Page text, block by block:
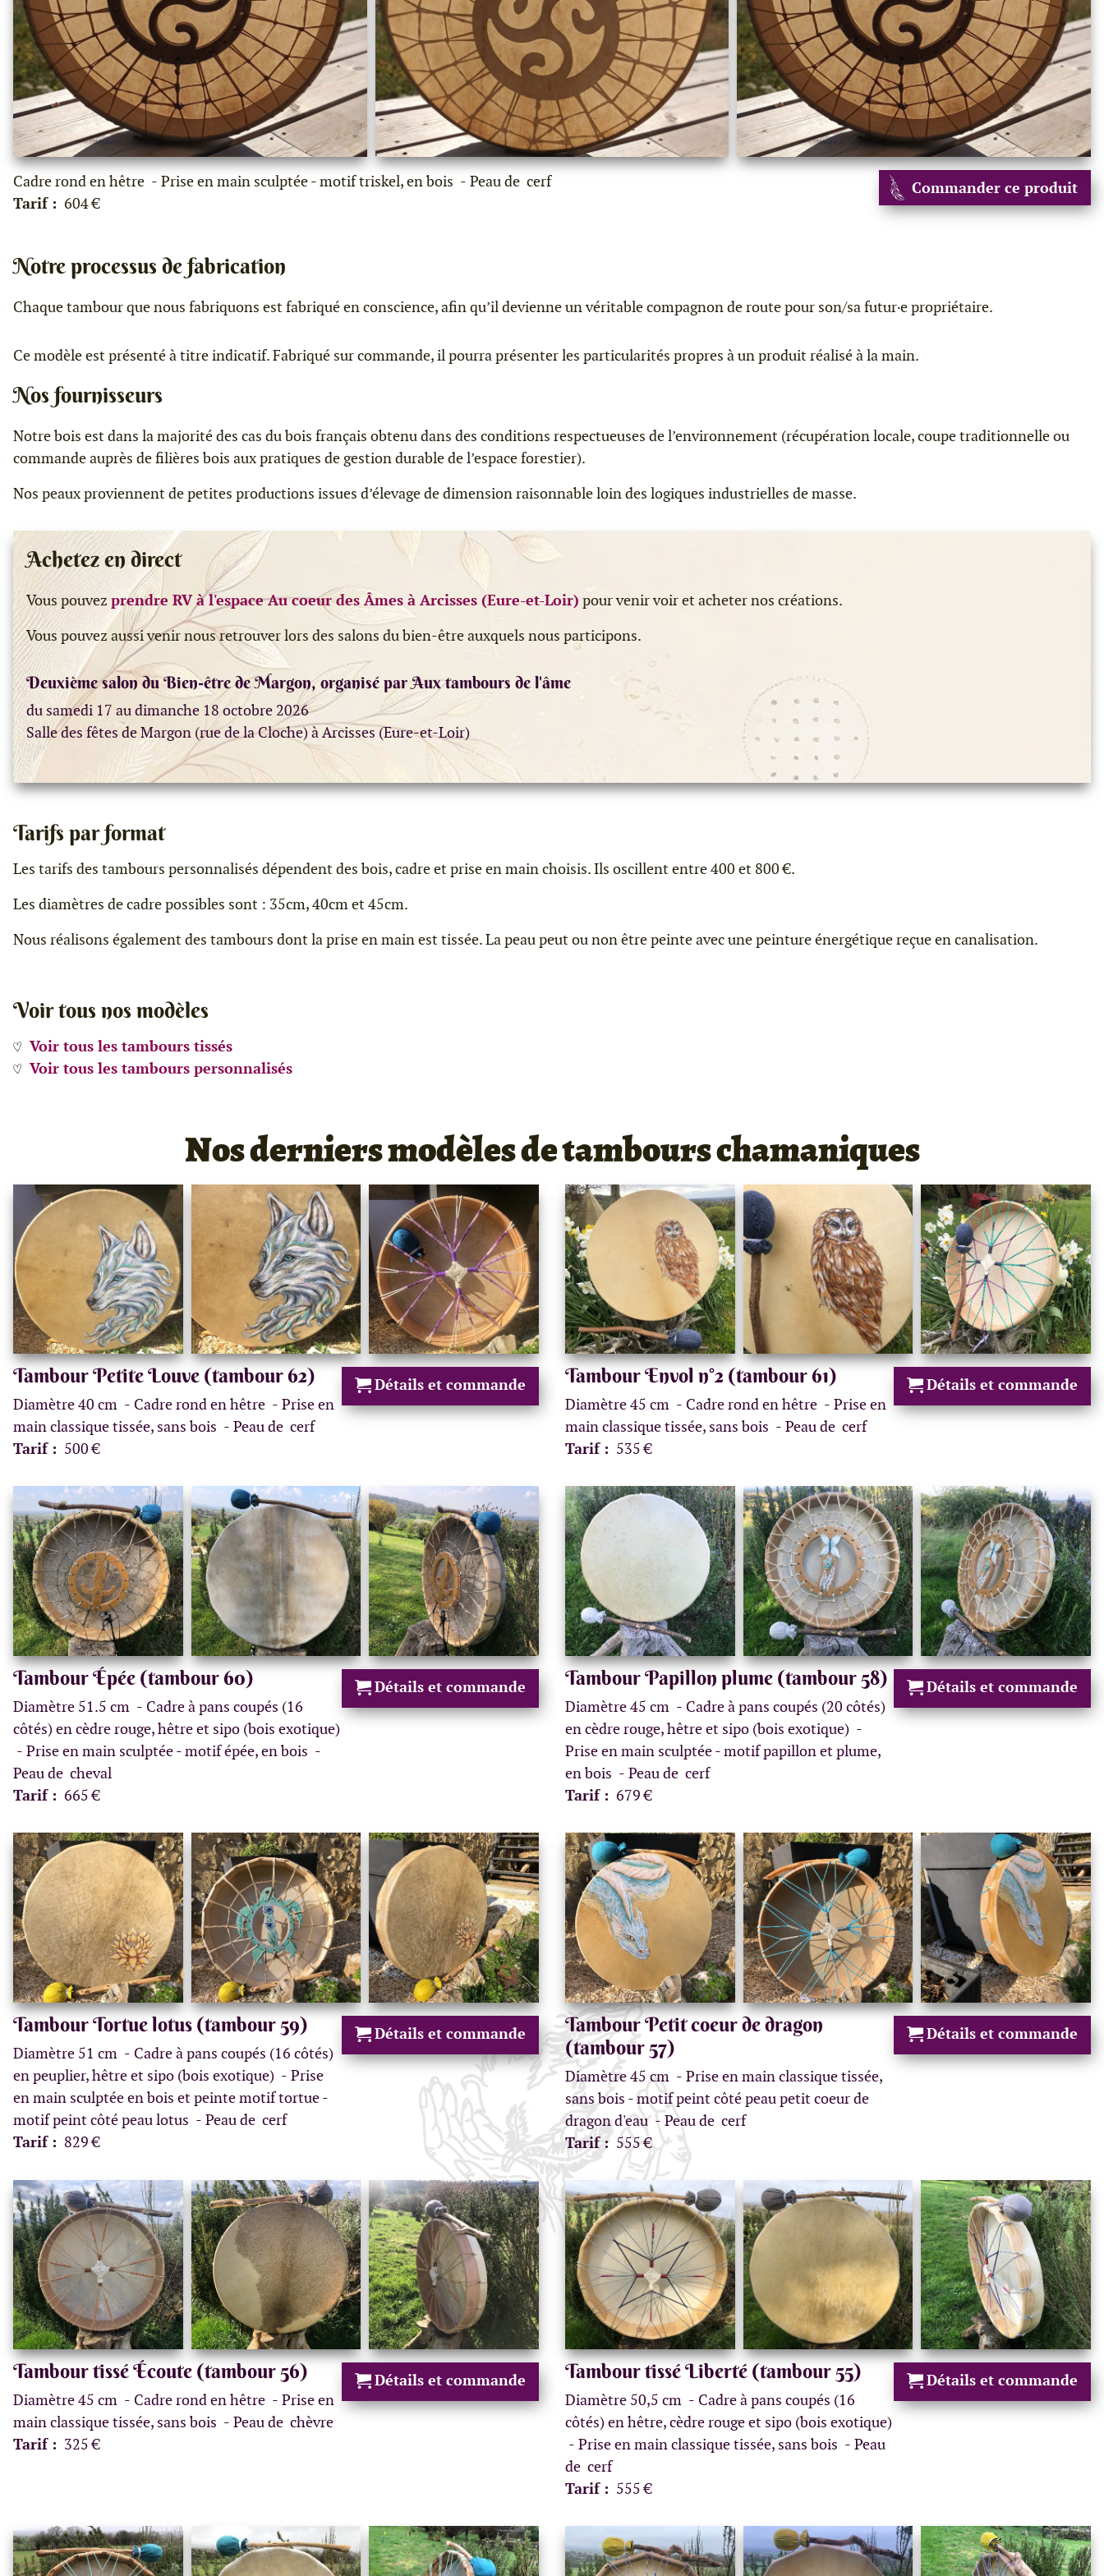
Cadre rond en hêtre Prise en main sculptée - motif triskel, en bois
Peau de cerf
Tarif : 604 €
Commander ce produit
Notre processus de fabrication
Chaque tambour que nous fabriquons est fabriqué en conscience, afin qu’il devienne un véritable compagnon de route pour son/sa futur·e propriétaire.
Ce modèle est présenté à titre indicatif. Fabriqué sur commande, il pourra présenter les particularités propres à un produit réalisé à la main.
Nos fournisseurs
Notre bois est dans la majorité des cas du bois français obtenu dans des conditions respectueuses de l’environnement (récupération locale, coupe traditionnelle ou
commande auprès de filières bois aux pratiques de gestion durable de l’espace forestier).
Nos peaux proviennent de petites productions issues d’élevage de dimension raisonnable loin des logiques industrielles de masse.
Achetez en direct
Vous pouvez prendre RV à l'espace Au coeur des Âmes à Arcisses (Eure-et-Loir) pour venir voir et acheter nos créations.
Vous pouvez aussi venir nous retrouver lors des salons du bien-être auxquels nous participons.
Deuxième salon du Bien-être de Margon, organisé par Aux tambours de l'âme
du samedi 17 au dimanche 18 octobre 2026
Salle des fêtes de Margon (rue de la Cloche) à Arcisses (Eure-et-Loir)
Tarifs par format
Les tarifs des tambours personnalisés dépendent des bois, cadre et prise en main choisis. Ils oscillent entre 400 et 800 €.
Les diamètres de cadre possibles sont : 35cm, 40cm et 45cm.
Nous réalisons également des tambours dont la prise en main est tissée. La peau peut ou non être peinte avec une peinture énergétique reçue en canalisation.
Voir tous nos modèles
Voir tous les tambours tissés
Voir tous les tambours personnalisés
Nos derniers modèles de tambours chamaniques
Tambour Petite Louve (tambour 62)
Diamètre 40 cm Cadre rond en hêtre
Prise en
main classique tissée, sans bois
Peau de cerf
Tarif : 500 €
Détails et commande Tambour Envol n°2 (tambour 61)
Diamètre 45 cm Cadre rond en hêtre
Prise en
main classique tissée, sans bois
Peau de cerf
Tarif : 535 €
Détails et commande
Tambour Épée (tambour 60)
Diamètre 51.5 cm
Cadre à pans coupés (16
côtés) en cèdre rouge, hêtre et sipo (bois exotique)
Prise en main sculptée - motif épée, en bois
Peau de cheval
Tarif : 665 €
Détails et commande Tambour Papillon plume (tambour 58)
Diamètre 45 cm
Cadre à pans coupés (20 côtés)
en cèdre rouge, hêtre et sipo (bois exotique)
Prise en main sculptée - motif papillon et plume,
en bois
Peau de cerf
Tarif : 679 €
Détails et commande
Tambour Tortue lotus (tambour 59)
Diamètre 51 cm
Cadre à pans coupés (16 côtés)
en peuplier, hêtre et sipo (bois exotique)
Prise
en main sculptée en bois et peinte motif tortue -
motif peint côté peau lotus
Peau de cerf
Tarif : 829 €
Détails et commande
Tambour Petit coeur de dragon
(tambour 57)
Diamètre 45 cm
Prise en main classique tissée,
sans bois - motif peint côté peau petit coeur de
dragon d'eau
Peau de cerf
Tarif : 555 €
Détails et commande
Tambour tissé Écoute (tambour 56)
Diamètre 45 cm Cadre rond en hêtre
Prise en
main classique tissée, sans bois
Peau de chèvre
Tarif : 325 €
Détails et commande Tambour tissé Liberté (tambour 55)
Diamètre 50,5 cm
Cadre à pans coupés (16
côtés) en hêtre, cèdre rouge et sipo (bois exotique)
Prise en main classique tissée, sans bois
Peau
de cerf
Tarif : 555 €
Détails et commande